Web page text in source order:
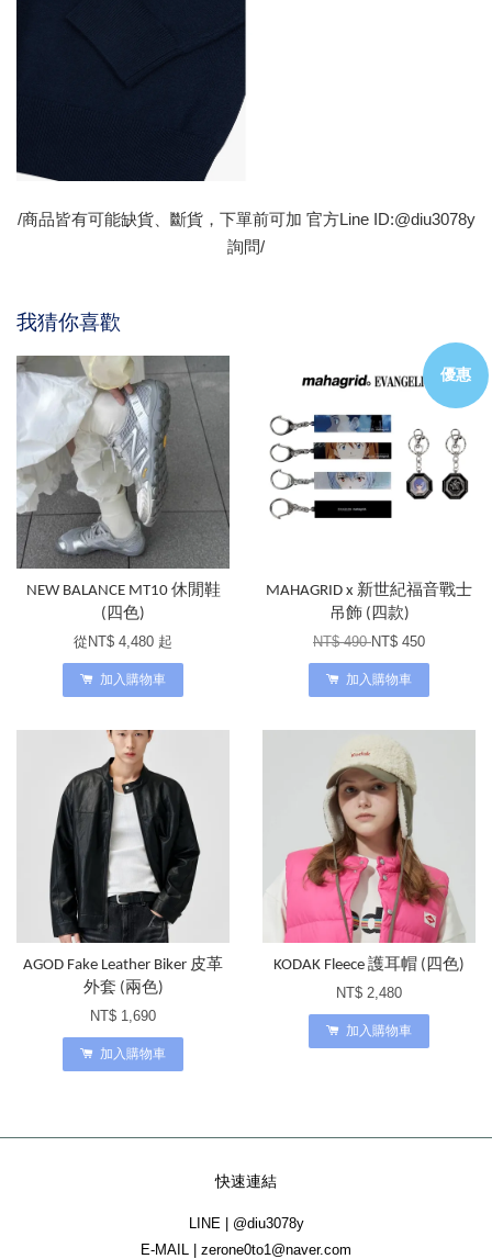
/商品皆有可能缺貨、斷貨，下單前可加 官方Line ID:@diu3078y
詢問/
我猜你喜歡
NEW BALANCE MT10 休閒鞋
(四色)
從NT$ 4,480 起
加入購物車
優惠
MAHAGRID x 新世紀福音戰士
吊飾 (四款)
NT$ 490NT$ 450
加入購物車
AGOD Fake Leather Biker 皮革
外套 (兩色)
NT$ 1,690
加入購物車
KODAK Fleece 護耳帽 (四色)
NT$ 2,480
加入購物車
快速連結
LINE | @diu3078y
E-MAIL | zerone0to1@naver.com